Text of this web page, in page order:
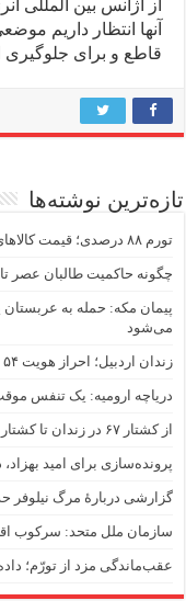
از آژانس بین المللی
آنها انتظار داریم
قاطع و برای جلوگیری
تازه‌ترین نوشته‌ها
تورم ۸۸ درصدی؛ قیمت کالاهای اساسی همچنان می‌تازد
چگونه حاکمیت طالبان عصر
پیمان مکه: حمله به
می‌شود
زندان اردبیل؛ احراز هویت ۵۴ شهروند بازداشت‌شده در اعتراضات دی‌ماه ۱۴۰۴
دریاچه ارومیه: یک تنفس
از کشتار ۶۷ در زندان تا کشتار ۱۴۰۴ در خیابان
پرونده‌سازی برای امید بهزاد، دانشجوی ۲۱
گزارشی دربارهٔ مرگ نیلوفر
سازمان ملل متحد: سرکوب
عقب‌ماندگی مزد از تورّم؛